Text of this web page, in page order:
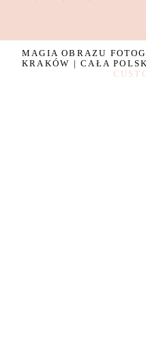
MAGIA OBRAZU
KRAKÓW | CAŁA